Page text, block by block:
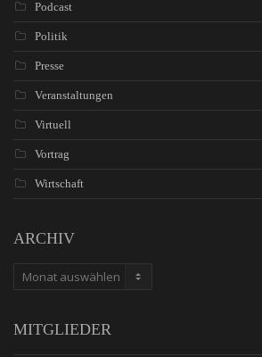
Podcast
Politik
Presse
Veranstaltungen
Virtuell
Vortrag
Wirtschaft
ARCHIV
ARCHIV
MITGLIEDER